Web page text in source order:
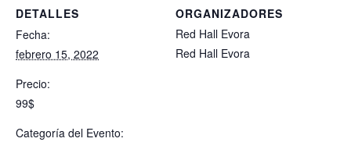
DETALLES
Fecha:
febrero 15, 2022
Precio:
99$
Categoría del Evento:
ORGANIZADORES
Red Hall Evora
Red Hall Evora